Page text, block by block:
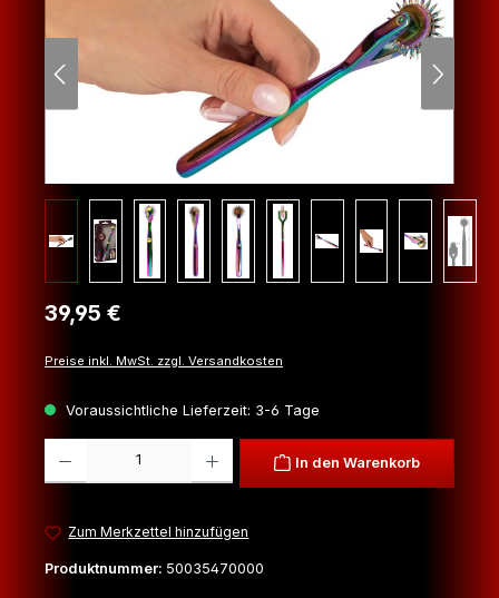
Regulärer Preis:
39,95 €
Preise inkl. MwSt. zzgl. Versandkosten
Voraussichtliche Lieferzeit: 3-6 Tage
In den Warenkorb
Zum Merkzettel hinzufügen
Produktnummer: 50035470000